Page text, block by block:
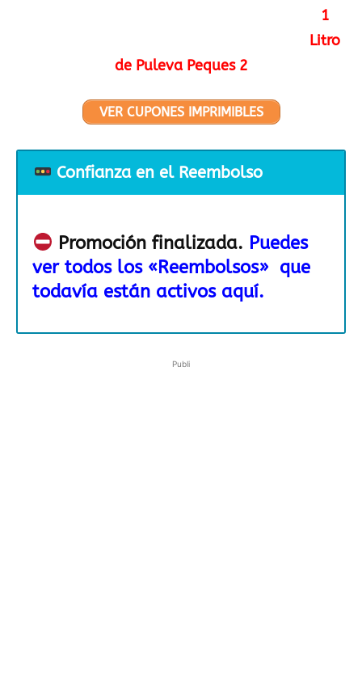
1
Litro
de Puleva Peques 2
VER CUPONES IMPRIMIBLES
Confianza en el Reembolso
Promoción finalizada. Puedes
ver todos los «Reembolsos» que
todavía están activos aquí.
Publi